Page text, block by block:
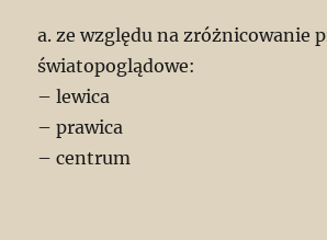
a. ze względu na zróżnicowanie
światopoglądowe:
– lewica
– prawica
– centrum